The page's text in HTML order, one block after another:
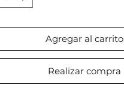
Agregar al carrito
Realizar compra